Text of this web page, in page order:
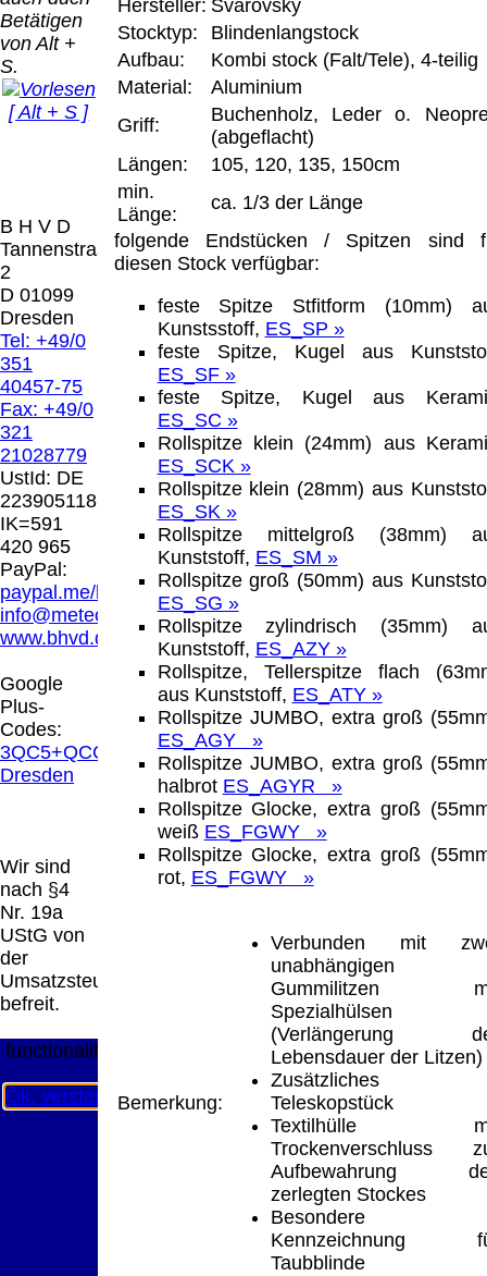
Betätigen
von Alt +
S.
[ Alt + S ]
B H V D
Tannenstrasse
2
D 01099
Dresden
Tel: +49/0
351
40457-75
Fax: +49/0
321
21028779
UstId: DE
223905118
IK=591
420 965
PayPal:
paypal.me/blindenhilfsmittel
info@meteor.vision
www.bhvd.de
Google
Plus-
Codes:
3QC5+QCG
Dresden
Wir sind
nach §4
Nr. 19a
UStG von
der
Umsatzsteuer
befreit.
Hersteller: Svarovsky
Stocktyp:
Blindenlangstock
Aufbau:
Kombi stock (Falt/Tele), 4-teilig
Material:
Aluminium
Griff:
Buchenholz, Leder o.
(abgeflacht)
Längen:
105, 120, 135, 150cm
min.
Länge:
ca. 1/3 der Länge
folgende Endstücken / Spitzen sind
diesen Stock verfügbar:
feste Spitze Stfitform (10mm)
Kunstsstoff, ES_SP »
feste Spitze, Kugel aus
ES_SF »
feste Spitze, Kugel aus
ES_SC »
Rollspitze klein (24mm) aus
ES_SCK »
Rollspitze klein (28mm) aus
ES_SK »
Rollspitze mittelgroß (38mm)
Kunststoff, ES_SM »
Rollspitze groß (50mm) aus
ES_SG »
Rollspitze zylindrisch (35mm)
Kunststoff, ES_AZY »
Rollspitze, Tellerspitze flach
aus Kunststoff, ES_ATY »
Rollspitze JUMBO, extra groß
ES_AGY »
Rollspitze JUMBO, extra groß
halbrot ES_AGYR »
Rollspitze Glocke, extra groß
weiß ES_FGWY »
Rollspitze Glocke, extra groß
rot, ES_FGWY »
Bemerkung:
Verbunden mit
unabhängigen
Gummilitzen
Spezialhülsen
(Verlängerung
Lebensdauer der Litzen)
Zusätzliches
Teleskopstück
Textilhülle
Trockenverschluss
Aufbewahrung
zerlegten Stockes
Besondere
Kennzeichnung
Taubblinde
Der Versand erfolgt
als versichertes
Paket.
Selbstabholung
vom Büro oder
von
Ausstellungen:
0.00 €
Versandart
erhalten Sie per
Email z.B. einen
Lizenzschlüssel
und die
Rechnung /
Lieferschein. Sie
keinen
Datenträger
Die in diesem Dokument genannten
Warenzeichen sind Eigentum der jeweiligen
Firmen. Preisänderungen, Irrtümer und
technische Änderungen vorbehalten.
letzte Änderung: 22. Januar 2025 Blinden
Hilfsmittel Vertrieb Dresden,
Mit einem Urteil vom 12.05.1998 - 312 O
85/98 - Haftung für Links hat das Landgericht
Hamburg entschieden, dass man durch die
Anbringung eines Links, die Inhalte der
gelinkten Seite ggf. mit zu verantworten hat.
Dieses kann nur dadurch verhindert werden,
dass man sich ausdrücklich von diesen
Inhalten distanziert. Hiermit distanzieren wir
uns ausdrücklich von allen Inhalten, aller
gelinkten Seiten auf unserer Homepage und
machen uns diese Inhalte nicht zu eigen.
Diese Erklärung gilt für alle auf unserer
Homepage angebrachten Links.
Die Europäische Kommission stellt eine
Plattform zur Online-Streitbeilegung (OS)
bereit. Die Plattform finden Sie unter
http://ec.europa.eu/consumers/odr/Unsere E-
Mailadresse lautet:info@meteor.vision
Seitenanfang
Impressum AGB Widerruf
Datenschutz
Urheberrechte Kontakt
Katalog (PDF)
große Anzeige
Diese Website nutzt Cookies, um bestmögliche
Funktionalität bieten zu können.
This website uses cookies to provide the best possible
functionality.
Ok, verstanden Mehr Infos